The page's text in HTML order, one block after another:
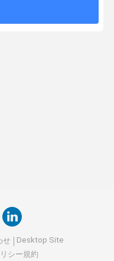
せ
Desktop Site
シー規約